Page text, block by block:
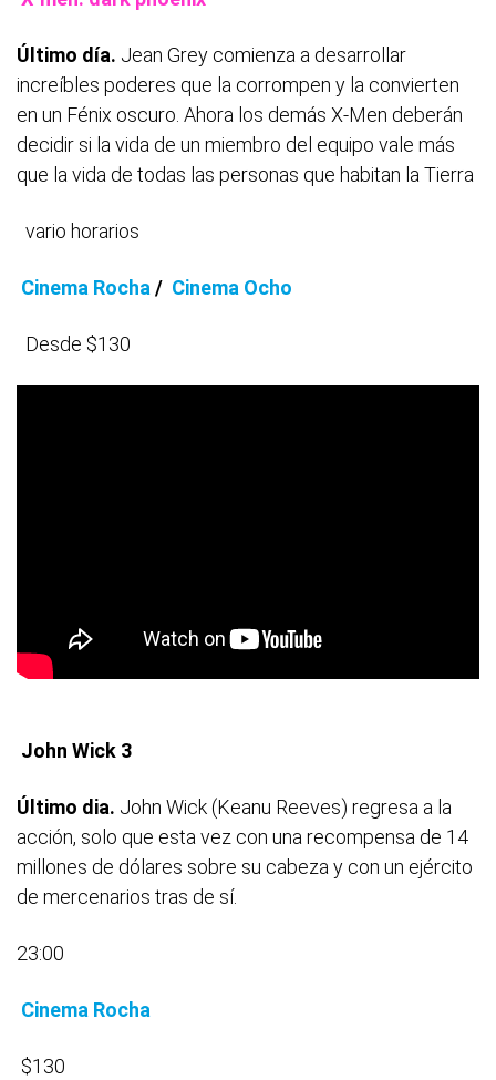
Último día. Jean Grey comienza a desarrollar
increíbles poderes que la corrompen y la convierten
en un Fénix oscuro. Ahora los demás X-Men deberán
decidir si la vida de un miembro del equipo vale más
que la vida de todas las personas que habitan la Tierra
vario horarios
Cinema Rocha/ Cinema Ocho
Desde $130
John Wick 3
Último dia. John Wick (Keanu Reeves) regresa a la
acción, solo que esta vez con una recompensa de 14
millones de dólares sobre su cabeza y con un ejército
de mercenarios tras de sí.
23:00
Cinema Rocha
$130